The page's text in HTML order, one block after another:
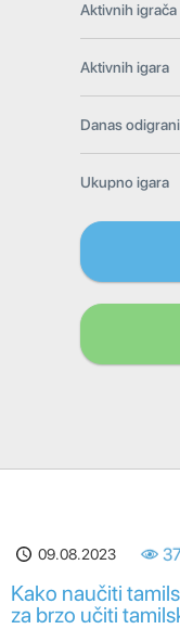
Aktivnih igrača
Aktivnih igara
Danas
Ukupno igara
09.08.2023
Kako naučiti
za brzo učiti